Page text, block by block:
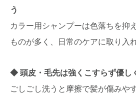
う
カラー用シャンプーは色落ちを抑
ものが多く、日常のケアに取り入
頭皮・毛先は強くこすらず優し
ごしごし洗うと摩擦で髪が傷みや